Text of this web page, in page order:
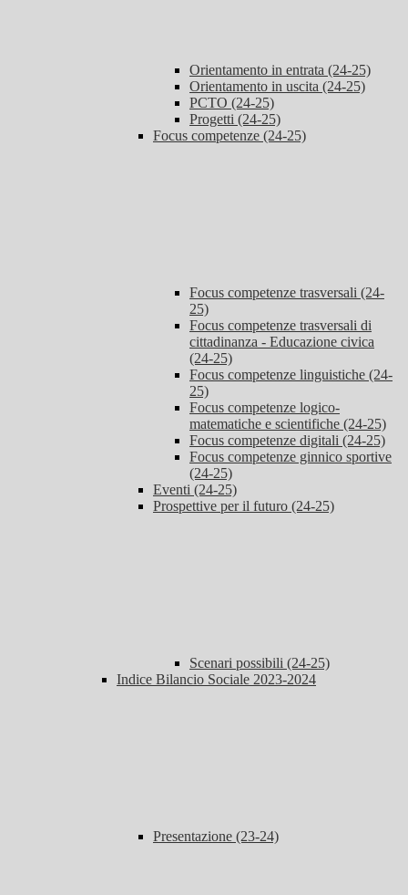
Orientamento in entrata (24-25)
Orientamento in uscita (24-25)
PCTO (24-25)
Progetti (24-25)
Focus competenze (24-25)
Focus competenze trasversali (24-
25)
Focus competenze trasversali di
cittadinanza - Educazione civica
(24-25)
Focus competenze linguistiche (24-
25)
Focus competenze logico-
matematiche e scientifiche (24-25)
Focus competenze digitali (24-25)
Focus competenze ginnico sportive
(24-25)
Eventi (24-25)
Prospettive per il futuro (24-25)
Scenari possibili (24-25)
Indice Bilancio Sociale 2023-2024
Presentazione (23-24)